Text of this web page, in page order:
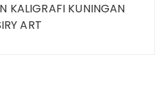
KALIGRAFI KUNINGAN
ART